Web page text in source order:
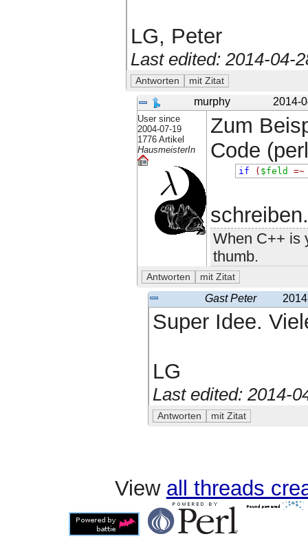
LG, Peter
Last edited: 2014-04-
murphy 2014-
User since
2004-07-19
1776 Artikel
HausmeisterIn
Zum
Code
if ( $feld =~
schreiben.
When C++ is
thumb.
Gast Peter
Super Idee.
LG
Last edited: 2014-
View all threads